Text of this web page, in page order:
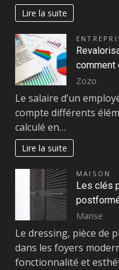
Lire la suite
comment
Zozo
Le salaire d’un
compte différents
calculé en…
Lire la suite
MAISON
Les clés
Marise
Le dressing, pièce de
dans les foyers
fonctionnalité et